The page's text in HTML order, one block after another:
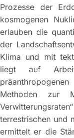
Prozesse der
kosmogenen
erlauben die
der
Klima und mit
liegt auf
Methoden zur
terrestrischen und
ermittelt er die